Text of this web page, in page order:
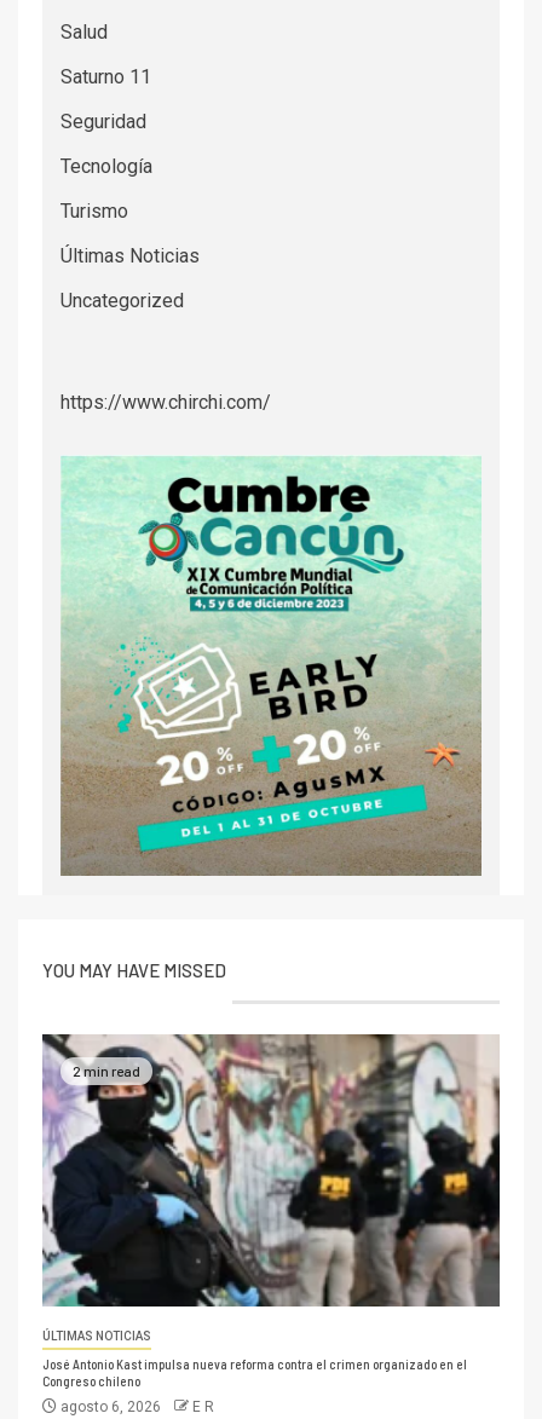
Salud
Saturno 11
Seguridad
Tecnología
Turismo
Últimas Noticias
Uncategorized
https://www.chirchi.com/
YOU MAY HAVE MISSED
2 min read
ÚLTIMAS NOTICIAS
José Antonio Kast impulsa nueva reforma contra el crimen organizado en el
Congreso chileno
agosto 6, 2026 E R